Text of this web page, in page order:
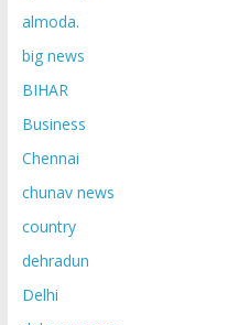
almoda.
big news
BIHAR
Business
Chennai
chunav news
country
dehradun
Delhi